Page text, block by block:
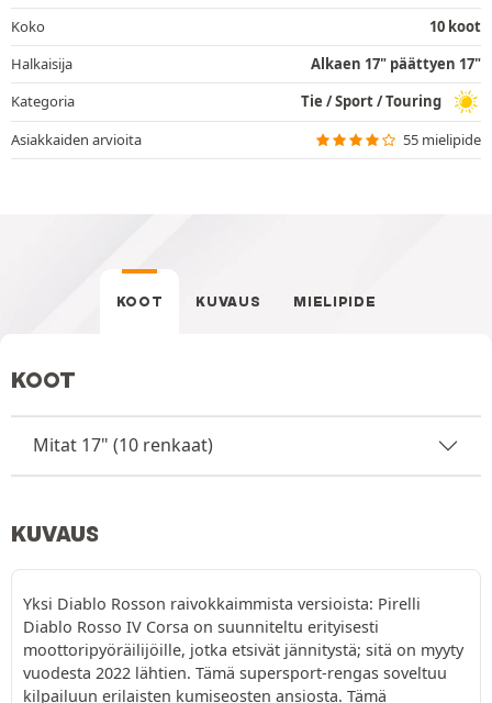
Koko
10 koot
Halkaisija
Alkaen 17" päättyen 17"
Kategoria
Tie / Sport / Touring
Asiakkaiden arvioita
55 mielipide
KOOT KUVAUS MIELIPIDE
KOOT
Mitat 17" (10 renkaat)
KUVAUS
Yksi Diablo Rosson raivokkaimmista versioista: Pirelli
Diablo Rosso IV Corsa on suunniteltu erityisesti
moottoripyöräilijöille, jotka etsivät jännitystä; sitä on myyty
vuodesta 2022 lähtien. Tämä supersport-rengas soveltuu
kilpailuun erilaisten kumiseosten ansiosta. Tämä